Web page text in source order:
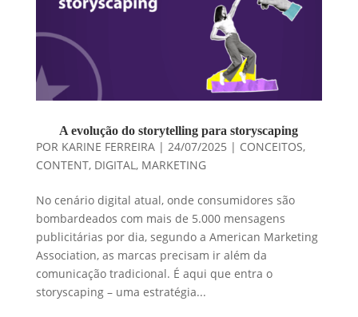
A evolução do storytelling para storyscaping
POR KARINE FERREIRA| 24/07/2025 | CONCEITOS,
CONTENT, DIGITAL, MARKETING
No cenário digital atual, onde consumidores são
bombardeados com mais de 5.000 mensagens
publicitárias por dia, segundo a American Marketing
Association, as marcas precisam ir além da
comunicação tradicional. É aqui que entra o
storyscaping – uma estratégia...